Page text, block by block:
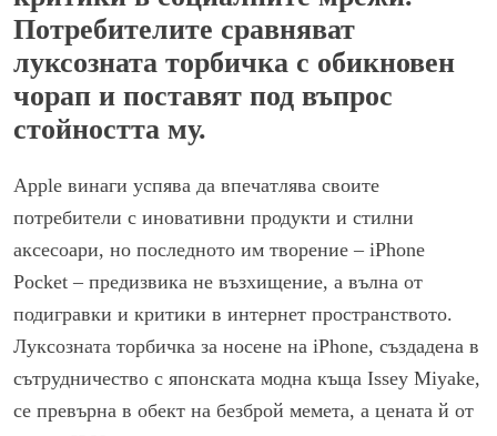
Потребителите сравняват
луксозната торбичка с обикновен
чорап и поставят под въпрос
стойността му.
Apple винаги успявa да впечатлява своите
потребители с иновативни продукти и стилни
аксесоари, но последното им творение – iPhone
Pocket – предизвика не възхищение, а вълна от
подигравки и критики в интернет пространството.
Луксозната торбичка за носене на iPhone, създадена в
сътрудничество с японската модна къща Issey Miyake,
се превърна в обект на безброй мемета, а цената й от